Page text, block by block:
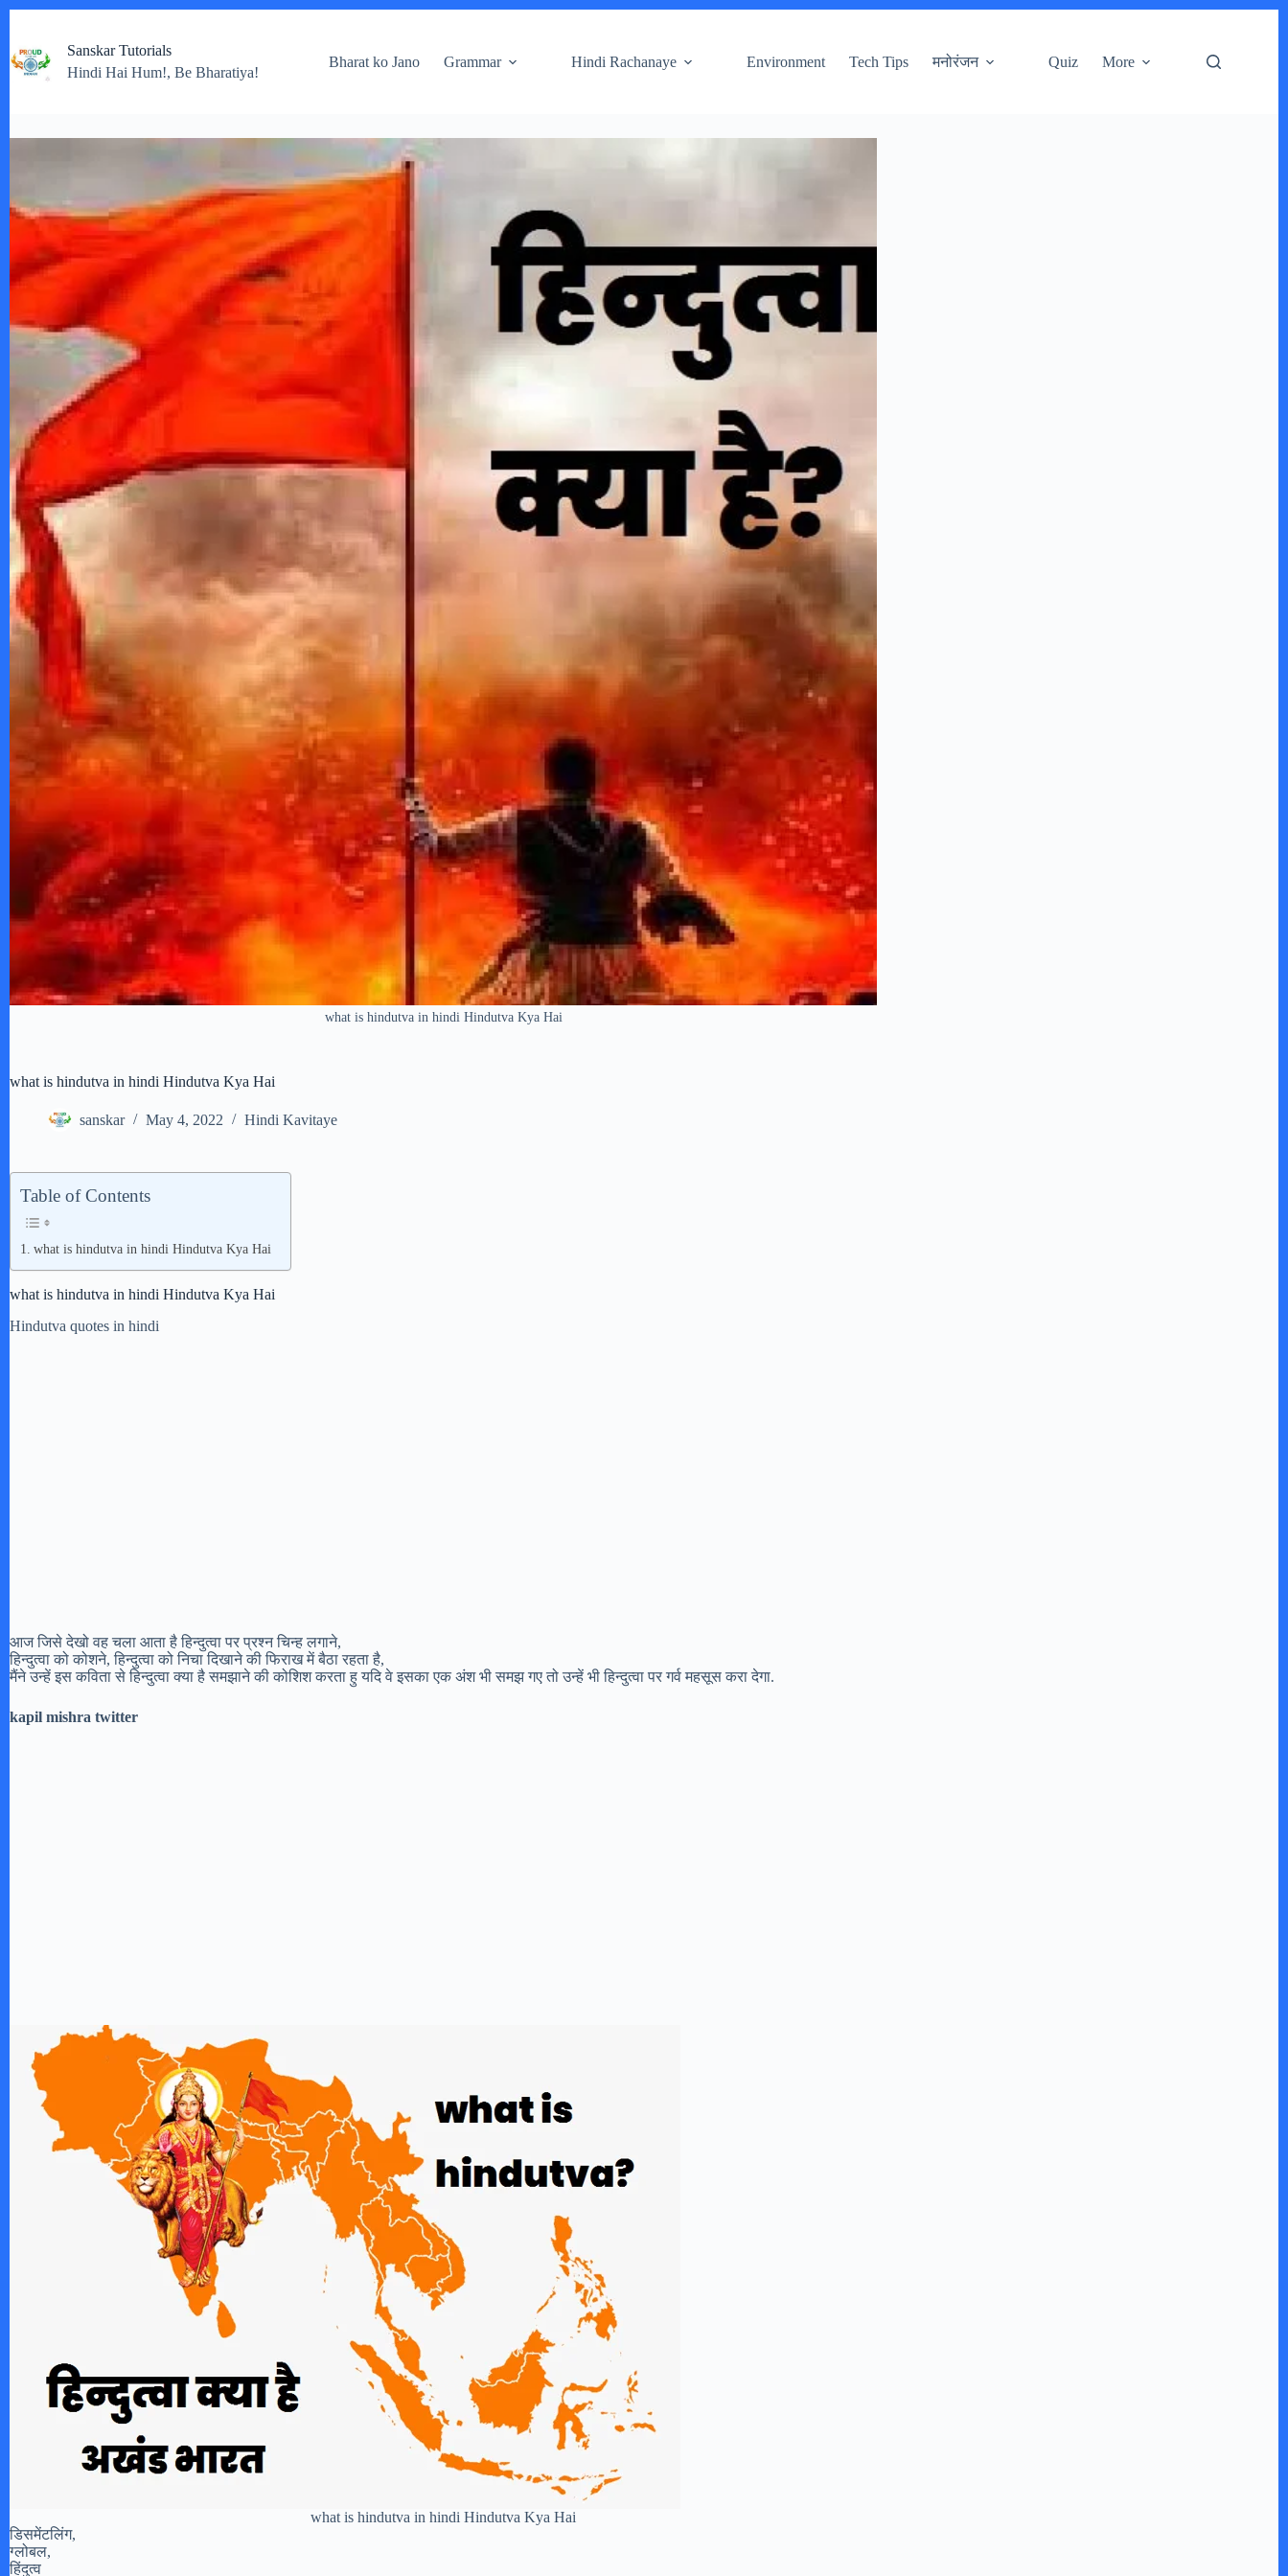
content
Sanskar Tutorials
Hindi Hai Hum!, Be Bharatiya!
Bharat ko Jano Grammar Hindi Rachanaye Environment Tech Tips मनोरंजन Quiz More
what is hindutva in hindi Hindutva Kya Hai
what is hindutva in hindi Hindutva Kya Hai
sanskar May 4, 2022 Hindi Kavitaye
Table of Contents
what is hindutva in hindi Hindutva Kya Hai
what is hindutva in hindi Hindutva Kya Hai
Hindutva quotes in hindi
आज जिसे देखो वह चला आता है हिन्दुत्वा पर प्रश्न चिन्ह लगाने,
हिन्दुत्वा को कोशने, हिन्दुत्वा को निचा दिखाने की फिराख में बैठा रहता है,
मैंने उन्हें इस कविता से हिन्दुत्वा क्या है समझाने की कोशिश करता हु यदि वे इसका एक अंश भी समझ गए तो उन्हें भी हिन्दुत्वा पर गर्व महसूस करा देगा.
kapil mishra twitter
what is hindutva in hindi Hindutva Kya Hai
डिसमेंटलिंग,
ग्लोबल,
हिंदुत्व